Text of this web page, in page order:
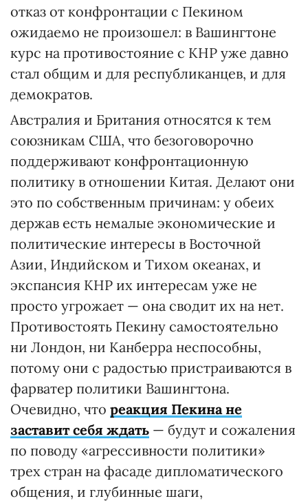
отказ от конфронтации с Пекином
ожидаемо не произошел: в Вашингтоне
курс на противостояние с КНР уже давно
стал общим и для республиканцев, и для
демократов.
Австралия и Британия относятся к тем
союзникам США, что безоговорочно
поддерживают конфронтационную
политику в отношении Китая. Делают они
это по собственным причинам: у обеих
держав есть немалые экономические и
политические интересы в Восточной
Азии, Индийском и Тихом океанах, и
экспансия КНР их интересам уже не
просто угрожает — она сводит их на нет.
Противостоять Пекину самостоятельно
ни Лондон, ни Канберра неспособны,
потому они с радостью пристраиваются в
фарватер политики Вашингтона.
Очевидно, что реакция Пекина не
заставит себя ждать — будут и сожаления
по поводу «агрессивности политики»
трех стран на фасаде дипломатического
общения, и глубинные шаги,